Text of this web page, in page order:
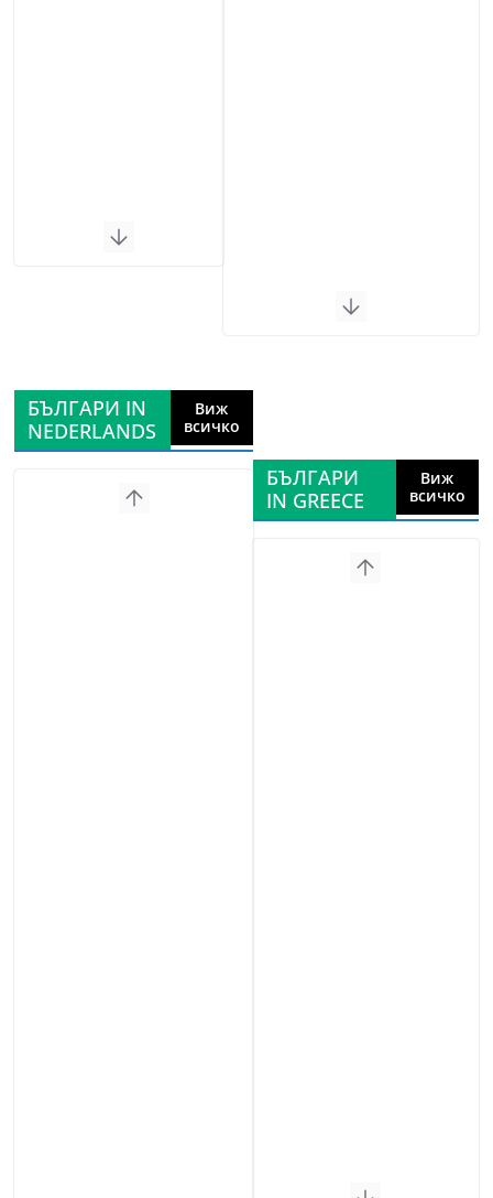
БЪЛГАРИ IN
NEDERLANDS
Виж
всичко
БЪЛГАРИ
IN GREECE
Виж
всичко